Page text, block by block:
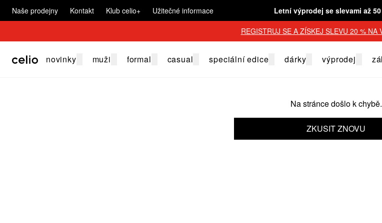
Naše prodejny Kontakt Klub celio+ Užitečné informace Letní výprodej se slevami až 50
REGISTRUJ SE A ZÍSKEJ SLEVU 20 % NA
novinky muži formal casual speciální edice dárky výprodej
Na stránce došlo k chybě.
ZKUSIT ZNOVU